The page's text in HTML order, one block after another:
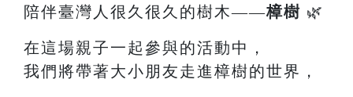
陪伴臺灣人很久很久的樹木——樟樹 🌿
在這場親子一起參與的活動中，
我們將帶著大小朋友走進樟樹的世界，